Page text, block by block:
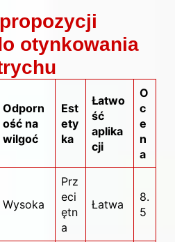
otynkowania
Odporn
ość na
wilgoć
Est
ety
ka
Łatwo
ść
aplika
cji
O
c
e
n
a
Wysoka
Prz
eci
ętn
a
Łatwa
8.
5